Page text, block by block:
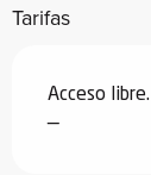
Tarifas
Acceso libre.
—